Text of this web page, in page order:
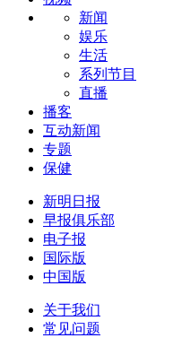
新闻
娱乐
生活
系列节目
直播
播客
互动新闻
专题
保健
新明日报
早报俱乐部
电子报
国际版
中国版
关于我们
常见问题